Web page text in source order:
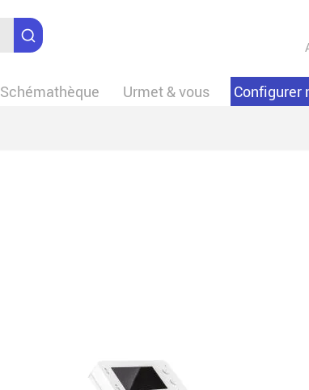
Schémathèque Urmet & vous Configurer